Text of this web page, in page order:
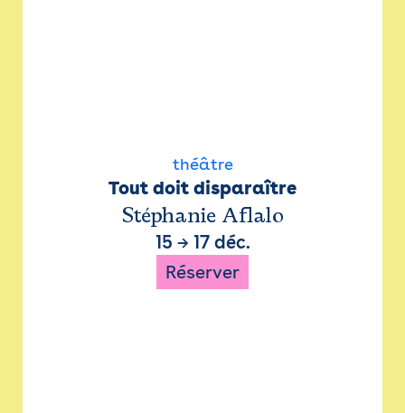
théâtre
Tout doit disparaître
Stéphanie Aflalo
15 → 17 déc.
Réserver